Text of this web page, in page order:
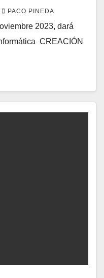
PACO PINEDA
2023, dará
CREACIÓN